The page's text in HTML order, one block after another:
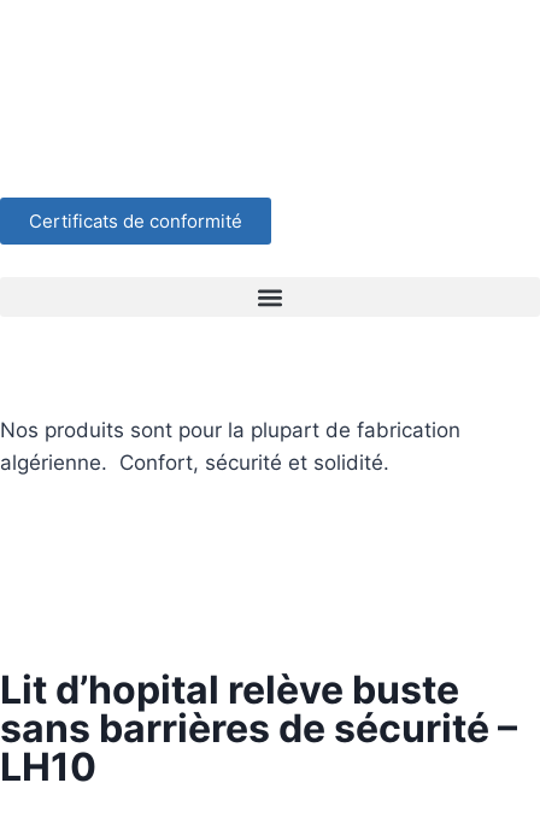
Certificats de conformité
Nos produits sont pour la plupart de fabrication
algérienne. Confort, sécurité et solidité.
Lit d’hopital relève buste
sans barrières de sécurité –
LH10